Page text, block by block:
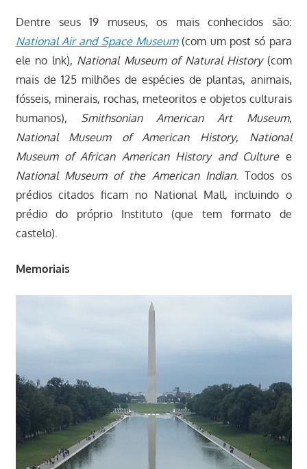
Dentre seus 19 museus, os mais conhecidos são:
National Air and Space Museum(com um post só para
ele no lnk), National Museum of Natural History(com
mais de 125 milhões de espécies de plantas, animais,
fósseis, minerais, rochas, meteoritos e objetos culturais
humanos), Smithsonian American Art Museum,
National Museum of American History, National
Museum of African American History and Culturee
National Museum of the American Indian. Todos os
prédios citados ficam no National Mall, incluindo o
prédio do próprio Instituto (que tem formato de
castelo).
Memoriais